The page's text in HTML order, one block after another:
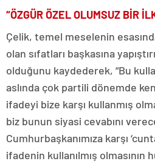
“ÖZGÜR ÖZEL OLUMSUZ BİR
Çelik, temel meselenin
olan sıfatları başkasına
olduğunu kaydederek, “Bu
aslında çok partili dönemde
ifadeyi bize karşı kullanmış
biz bunun siyasi cevabını
Cumhurbaşkanımıza karşı
ifadenin kullanılmış olmasının